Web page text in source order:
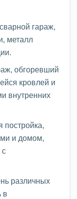
гараж,
металл
обгоревший
кровлей и
внутренних
постройка,
и домом,
различных
в